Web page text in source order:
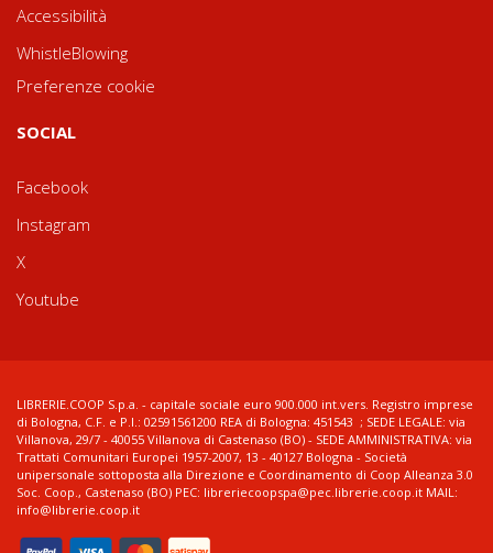
Accessibilità
WhistleBlowing
Preferenze cookie
SOCIAL
Facebook
Instagram
X
Youtube
LIBRERIE.COOP S.p.a. - capitale sociale euro 900.000 int.vers. Registro imprese
di Bologna, C.F. e P.I.: 02591561200 REA di Bologna: 451543 ; SEDE LEGALE: via
Villanova, 29/7 - 40055 Villanova di Castenaso (BO) - SEDE AMMINISTRATIVA: via
Trattati Comunitari Europei 1957-2007, 13 - 40127 Bologna - Società
unipersonale sottoposta alla Direzione e Coordinamento di Coop Alleanza 3.0
Soc. Coop., Castenaso (BO) PEC: libreriecoopspa@pec.librerie.coop.it MAIL:
info@librerie.coop.it